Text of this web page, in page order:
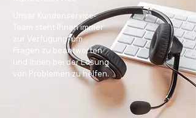
Unser Kundenservice-
Team steht Ihnen immer
zur Verfügung, um
Fragen zu beantworten
und Ihnen bei der Lösung
von Problemen zu helfen.